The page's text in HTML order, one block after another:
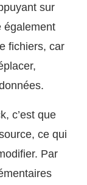
sur
également
fichiers, car
c’est que
ce qui
Par